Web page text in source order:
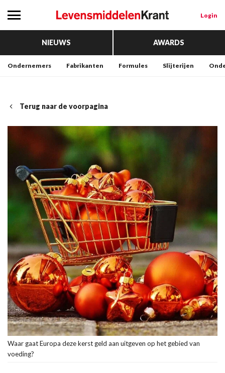
Login
NIEUWS AWARDS
Ondernemers Fabrikanten Formules Slijterijen
Terug naar de voorpagina
Waar gaat Europa deze kerst geld aan uitgeven op het gebied van
voeding?